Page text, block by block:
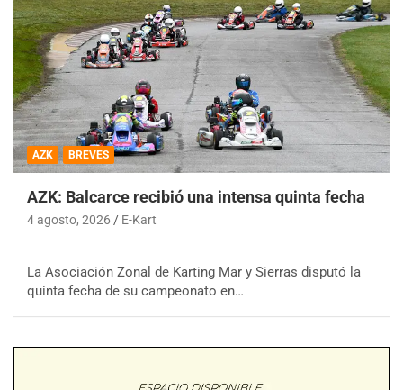
AZK BREVES
AZK: Balcarce recibió una intensa quinta fecha
4 agosto, 2026 E-Kart
La Asociación Zonal de Karting Mar y Sierras disputó la
quinta fecha de su campeonato en…